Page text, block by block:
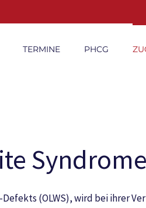
TERMINE PHCG
Syndrome
(OLWS), wird bei ihrer